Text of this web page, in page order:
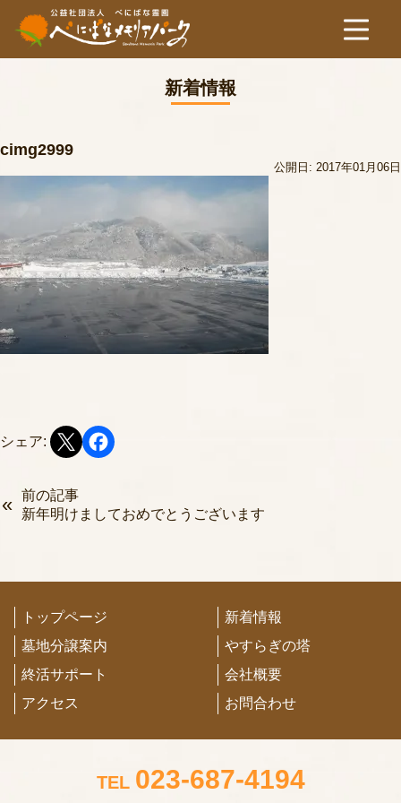
新着情報
cimg2999
公開日: 2017年01月06日
シェア:
前の記事
新年明けましておめでとうございます
トップページ
新着情報
墓地分譲案内
やすらぎの塔
終活サポート
会社概要
アクセス
お問合わせ
TEL 023-687-4194